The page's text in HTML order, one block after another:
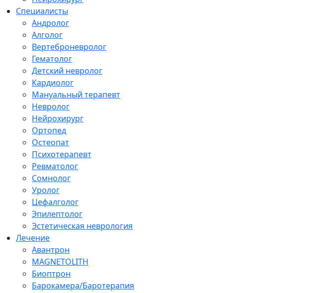
Специалисты
Андролог
Алголог
Вертеброневролог
Гематолог
Детский невролог
Кардиолог
Мануальный терапевт
Невролог
Нейрохирург
Ортопед
Остеопат
Психотерапевт
Ревматолог
Сомнолог
Уролог
Цефалголог
Эпилептолог
Эстетическая неврология
Лечение
Авантрон
MAGNETOLITH
Биоптрон
Барокамера/Баротерапия